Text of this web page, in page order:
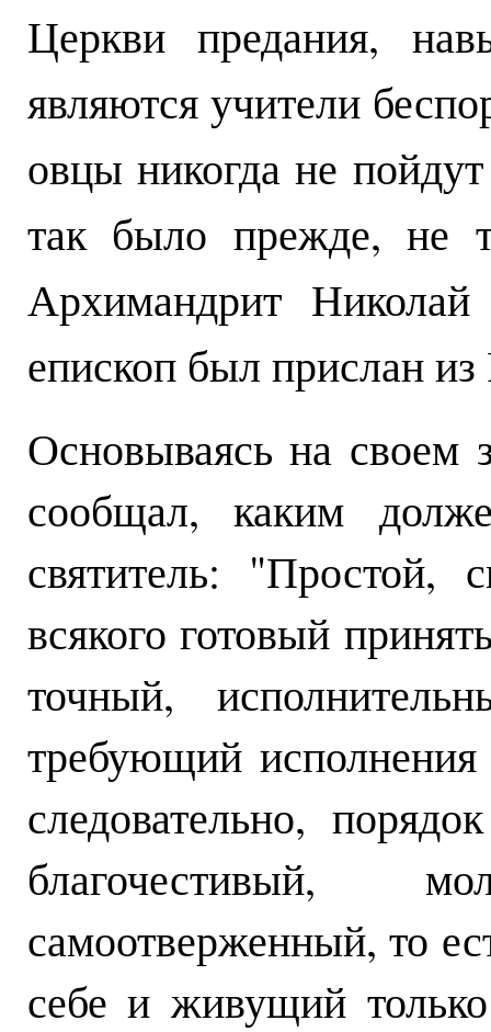
Церкви предания,
являются учители
овцы никогда не
так было прежде, не
Архимандрит
епископ был прислан из
Основываясь на своем
сообщал, каким
святитель: "Простой,
всякого готовый
точный,
требующий исполнения
следовательно,
благочестивый,
самоотверженный, то
себе и живущий